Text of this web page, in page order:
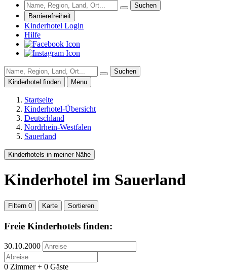
Suchen
Barrierefreiheit
Kinderhotel Login
Hilfe
Suchen
Kinderhotel finden
Menu
Startseite
Kinderhotel-Übersicht
Deutschland
Nordrhein-Westfalen
Sauerland
Kinderhotels in meiner Nähe
Kinderhotel im Sauerland
Filtern 0 Karte Sortieren
Freie Kinderhotels finden:
30.10.2000
0 Zimmer + 0 Gäste